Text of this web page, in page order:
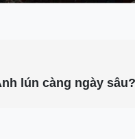
lún càng ngày sâu?